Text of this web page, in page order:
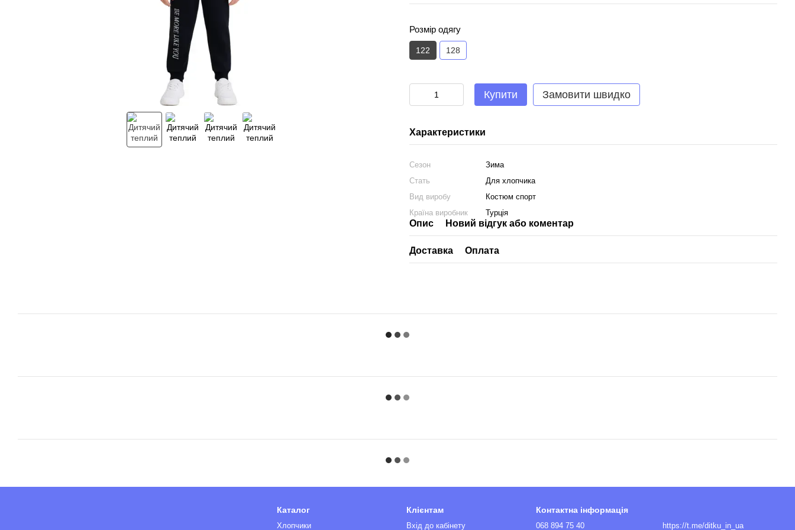
Розмір одягу
122 128
Купити Замовити швидко
Характеристики
Сезон
Зима
Стать
Для хлопчика
Вид виробу
Костюм спорт
Країна виробник
Турція
Опис Новий відгук або коментар
Доставка Оплата
Каталог
Хлопчики
Клієнтам
Вхід до кабінету
Контактна інформація
068 894 75 40 https://t.me/ditku_in_ua